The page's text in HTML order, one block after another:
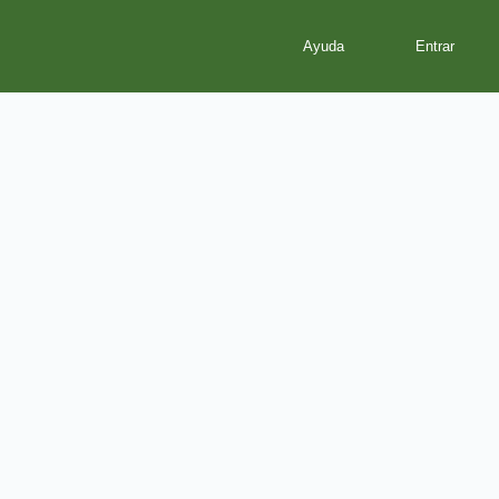
Ayuda